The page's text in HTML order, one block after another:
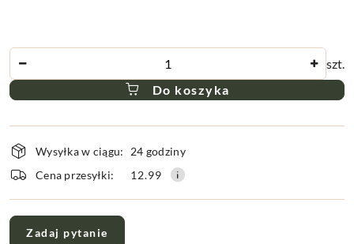
szt.
Do koszyka
Dostępność
i
dostawa
Wysyłka w ciągu:
24 godziny
Cena przesyłki:
12.99
Zadaj pytanie